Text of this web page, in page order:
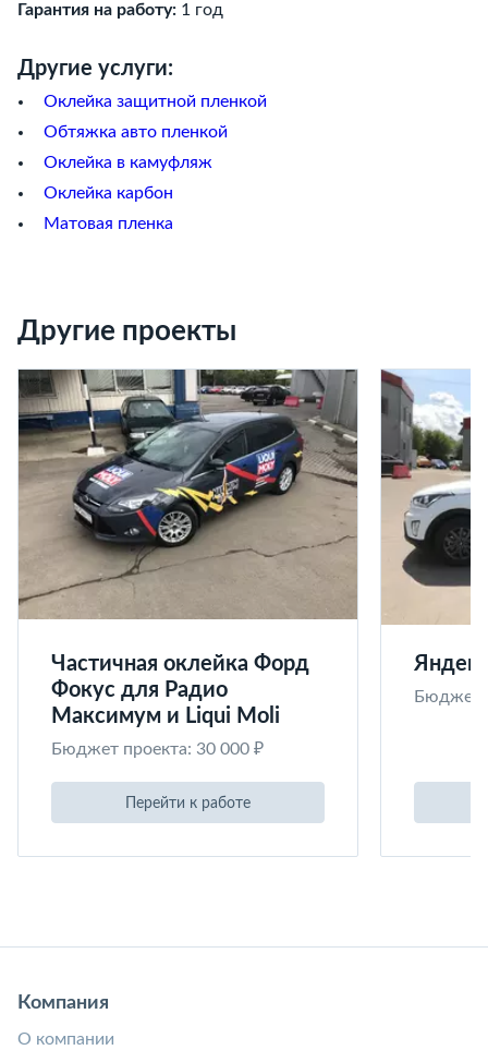
Гарантия на работу: 1 год
Другие услуги:
Оклейка защитной пленкой
Обтяжка авто пленкой
Оклейка в камуфляж
Оклейка карбон
Матовая пленка
Другие проекты
Частичная оклейка Форд
Фокус для Радио
Максимум и Liqui Moli
Бюджет проекта: 30 000 ₽
Перейти к работе
Бюджет
Компания
О компании